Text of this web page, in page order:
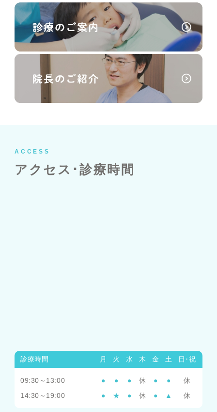
ACCESS
アクセス･診療時間
診療時間 月 火 水 木 金 土 日･祝
09:30～13:00 ● ● ● 休 ● ●
休
14:30～19:00
● ★ ● 休 ● ▲ 休